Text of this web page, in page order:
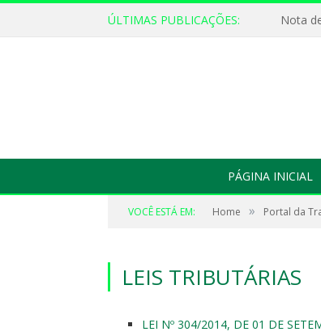
ÚLTIMAS PUBLICAÇÕES: Nota
PÁGINA INICIAL
VOCÊ ESTÁ EM: Home » Portal da
LEIS TRIBUTÁRIAS
LEI Nº 304/2014, DE 01 DE